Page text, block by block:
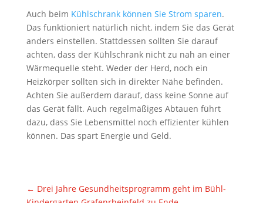
Auch beim Kühlschrank können Sie Strom sparen.
Das funktioniert natürlich nicht, indem Sie das Gerät
anders einstellen. Stattdessen sollten Sie darauf
achten, dass der Kühlschrank nicht zu nah an einer
Wärmequelle steht. Weder der Herd, noch ein
Heizkörper sollten sich in direkter Nähe befinden.
Achten Sie außerdem darauf, dass keine Sonne auf
das Gerät fällt. Auch regelmäßiges Abtauen führt
dazu, dass Sie Lebensmittel noch effizienter kühlen
können. Das spart Energie und Geld.
← Drei Jahre Gesundheitsprogramm geht im Bühl-